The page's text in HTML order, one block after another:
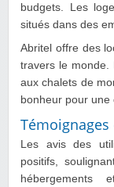
budgets. Les
situés dans des
Abritel offre des
travers le monde.
aux chalets de
bonheur pour une
Les avis des
positifs,
hébergements